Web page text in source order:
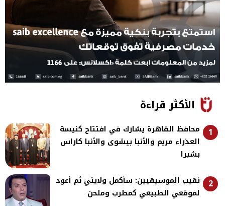
الأكثر قراءة
1
محافظ القاهرة يشارك في افتتاح كنيسة
العذراء مريم والأنبا بيشوى والأنبا كاراس
بشبرا
2
نقيب الموسيقيين: سأكمل ولايتي ثم أعود
لموقعي الطبيعي كمطرب وملحن